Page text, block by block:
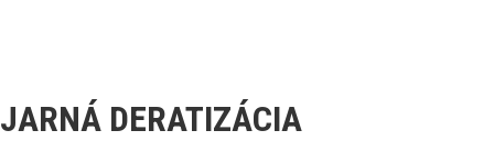
JARNÁ DERATIZÁCIA